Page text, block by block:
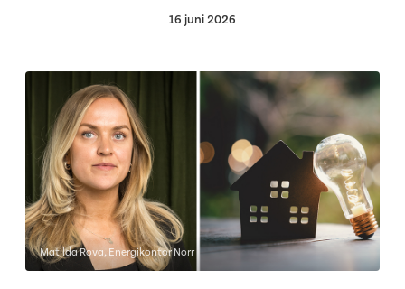
16 juni 2026
Matilda Rova, Energikontor Norr